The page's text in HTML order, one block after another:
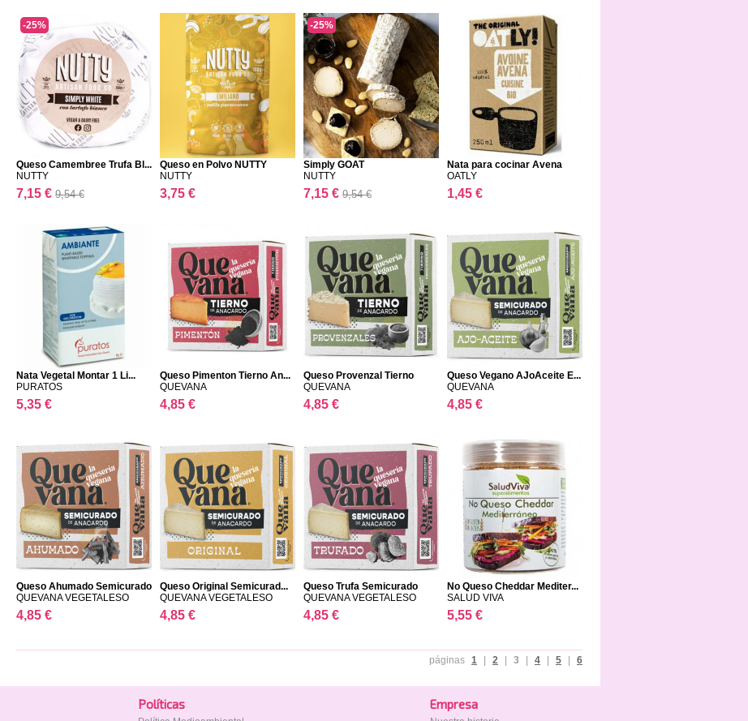
Queso Camembree Trufa Bl...
NUTTY
7,15 € 9,54 €
-25%
Queso en Polvo NUTTY
NUTTY
3,75 €
Simply GOAT
NUTTY
7,15 € 9,54 €
-25%
Nata para cocinar Avena
OATLY
1,45 €
Nata Vegetal Montar 1 Li...
PURATOS
5,35 €
Queso Pimenton Tierno An...
QUEVANA
4,85 €
Queso Provenzal Tierno
QUEVANA
4,85 €
Queso Vegano AJoAceite E...
QUEVANA
4,85 €
Queso Ahumado Semicurado
QUEVANA VEGETALESO
4,85 €
Queso Original Semicurad...
QUEVANA VEGETALESO
4,85 €
Queso Trufa Semicurado
QUEVANA VEGETALESO
4,85 €
No Queso Cheddar Mediter...
SALUD VIVA
5,55 €
6
5
4
3
2
1
páginas
Polí­ticas Empresa